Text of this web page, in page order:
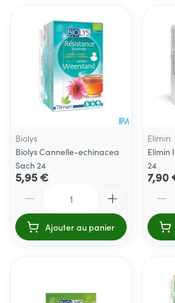
Biolys
Biolys Cannelle-echinacea
Sach 24
5,95 €
Ajouter au panier
Elimin
Elimin
24
7,90